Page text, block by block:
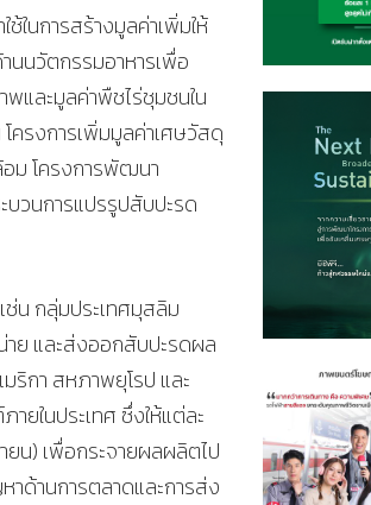
ในการสร้างมูลค่าเพิ่มให้
นวัตกรรมอาหารเพื่อ
และมูลค่าพืชไร่ชุมชนใน
รงการเพิ่มมูลค่าเศษวัสดุ
ม โครงการพัฒนา
วนการแปรรูปสับปะรด
น กลุ่มประเทศมุสลิม
าย และส่งออกสับปะรดผล
ริกา สหภาพยุโรป และ
ยในประเทศ ซึ่งให้แต่ละ
น) เพื่อกระจายผลผลิตไป
ด้านการตลาดและการส่ง